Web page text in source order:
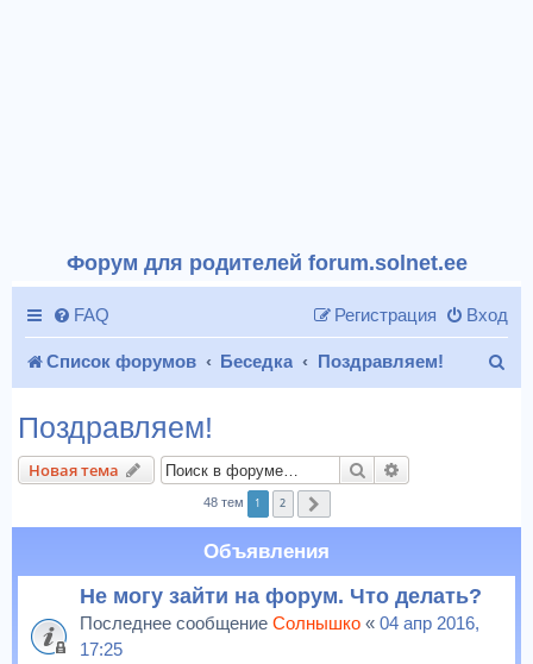
Форум для родителей forum.solnet.ee
FAQ Вход
Регистрация
Список форумов Беседка Поздравляем!
Поздравляем!
Новая тема Поиск
48 тем 1 2
Объявления
Не могу зайти на форум. Что делать?
Последнее сообщение Солнышко « 04 апр 2016,
17:25